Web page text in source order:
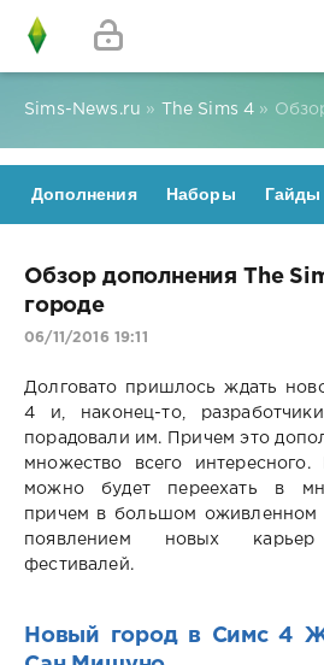
Sims-News.ru » The Sims 4 »
Дополнения Наборы Гайды
Обзор дополнения The
городе
06/11/2016 19:11
Долговато пришлось ждать
4 и, наконец-то,
порадовали им. Причем это
множество всего
можно будет переехать в
причем в большом оживленном
появлением новых
фестивалей.
Новый город в Симс 4